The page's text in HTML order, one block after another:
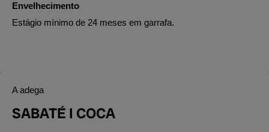
Envelhecimento
Estágio mínimo de 24 meses em garrafa.
A adega
SABATÉ I COCA